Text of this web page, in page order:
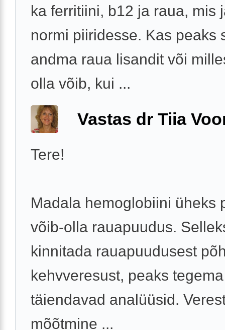
ka ferritiini, b12 ja raua, mis
normi piiridesse. Kas peaks
andma raua lisandit või
olla võib, kui ...
Vastas dr Tiia
Tere!
Madala hemoglobiini üheks
võib-olla rauapuudus.
kinnitada rauapuudusest
kehvveresust, peaks
täiendavad analüüsid.
mõõtmine ...